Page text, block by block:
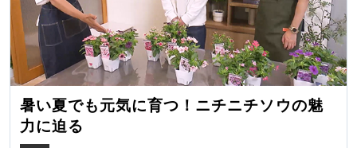
暑い夏でも元気に育つ！ニチニチソウの魅
力に迫る